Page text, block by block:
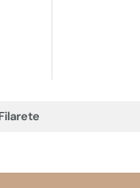
Filarete